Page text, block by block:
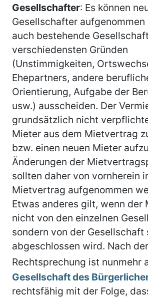
Gesellschafter: Es können
Gesellschafter
auch bestehende
verschiedensten Gründen
(Unstimmigkeiten,
Ehepartners, andere
Orientierung, Aufgabe der
usw.) ausscheiden. Der
grundsätzlich nicht
Mieter aus dem Mietvertrag
bzw. einen neuen Mieter
Änderungen der
sollten daher von vornherein
Mietvertrag aufgenommen
Etwas anderes gilt, wenn der
nicht von den einzelnen
sondern von der Gesellschaft
abgeschlossen wird. Nach der
Rechtsprechung ist nunmehr
Gesellschaft des
rechtsfähig mit der Folge,